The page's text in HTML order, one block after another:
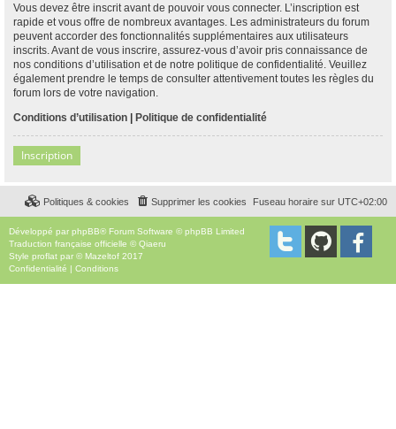
Vous devez être inscrit avant de pouvoir vous connecter. L’inscription est
rapide et vous offre de nombreux avantages. Les administrateurs du forum
peuvent accorder des fonctionnalités supplémentaires aux utilisateurs
inscrits. Avant de vous inscrire, assurez-vous d’avoir pris connaissance de
nos conditions d’utilisation et de notre politique de confidentialité. Veuillez
également prendre le temps de consulter attentivement toutes les règles du
forum lors de votre navigation.
Conditions d’utilisation | Politique de confidentialité
Inscription
Fuseau horaire sur UTC+02:00
Supprimer les cookies
Politiques & cookies
Développé par phpBB® Forum Software © phpBB Limited
Traduction française officielle ©Qiaeru
Style proflat par © Mazeltof 2017
Confidentialité | Conditions